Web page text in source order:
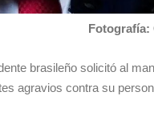
Fotografía:
brasileño solicitó al
agravios contra su